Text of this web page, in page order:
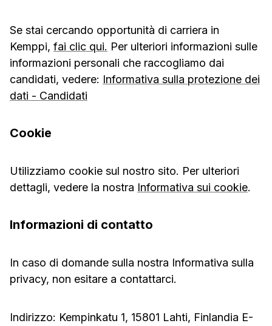
Se stai cercando opportunità di carriera in
Kemppi, fai clic qui. Per ulteriori informazioni sulle
informazioni personali che raccogliamo dai
candidati, vedere: Informativa sulla protezione dei
dati - Candidati
Cookie
Utilizziamo cookie sul nostro sito. Per ulteriori
dettagli, vedere la nostra Informativa sui cookie.
Informazioni di contatto
In caso di domande sulla nostra Informativa sulla
privacy, non esitare a contattarci.
Indirizzo: Kempinkatu 1, 15801 Lahti, Finlandia E-